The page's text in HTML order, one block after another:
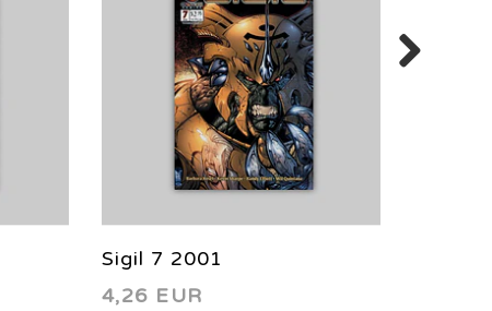
Sigil 7 2001
4,26 EUR